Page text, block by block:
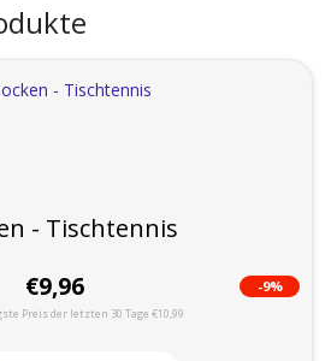
- Tischtennis
€9,96 -9%
Preis der letzten 30 Tage €10,99